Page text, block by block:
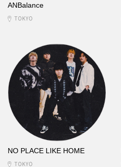
ANBalance
TOKYO
NO PLACE LIKE HOME
TOKYO